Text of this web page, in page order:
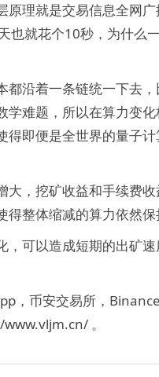
理就是交易信息全网广
也就花个10秒，为什么
沿着一条链统一下去，
难题，所以在算力变
即便是全世界的量子
，挖矿收益和手续费收
整体缩减的算力依然
可以造成短期的出矿速
，币安交易所，
。